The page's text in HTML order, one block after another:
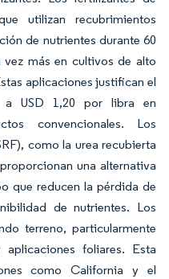
utilizan recubrimientos
de nutrientes durante 60
más en cultivos de alto
aplicaciones justifican el
a USD 1,20 por libra en
convencionales. Los
como la urea recubierta
una alternativa
que reducen la pérdida de
de nutrientes. Los
terreno, particularmente
foliares. Esta
como California y el